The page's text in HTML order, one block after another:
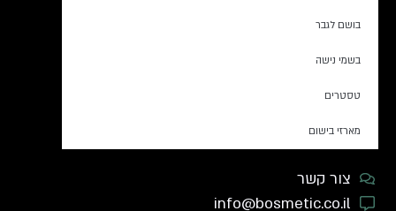
בושם לגבר
בשמי נישה
טסטרים
מארזי בישום
צור קשר
info@bosmetic.co.il